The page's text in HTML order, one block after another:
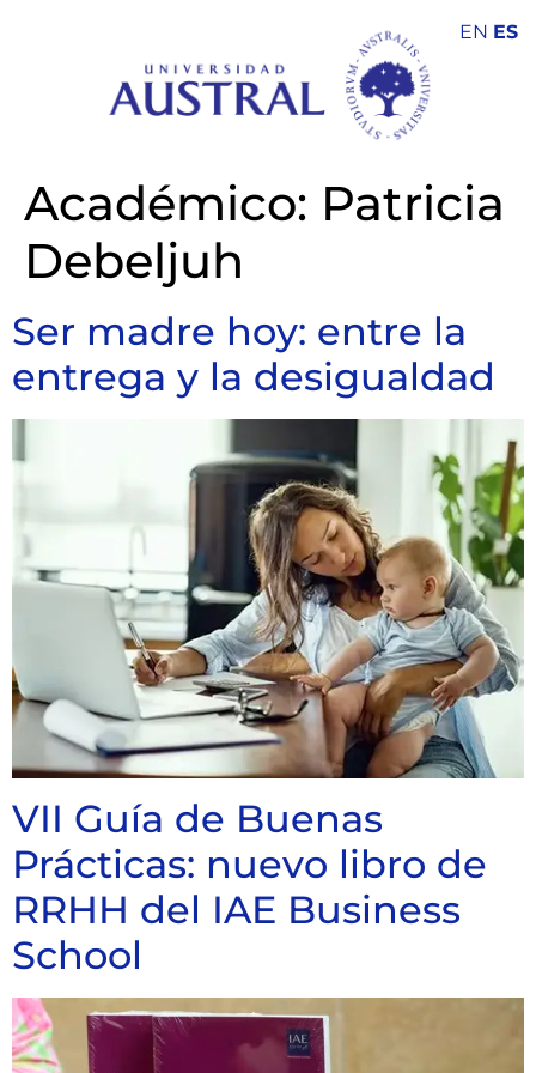
Académico: Patricia
Debeljuh
Ser madre hoy: entre la
entrega y la desigualdad
VII Guía de Buenas
Prácticas: nuevo libro de
RRHH del IAE Business
School
EN ES